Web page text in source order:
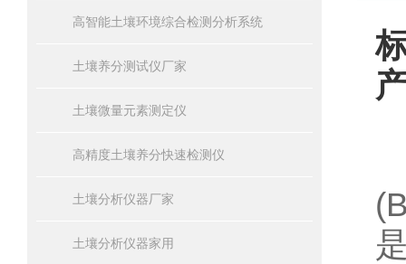
高智能土壤环境综合检测分析系统
土壤养分测试仪厂家
土壤微量元素测定仪
高精度土壤养分快速检测仪
土壤分析仪器厂家
土壤分析仪器家用